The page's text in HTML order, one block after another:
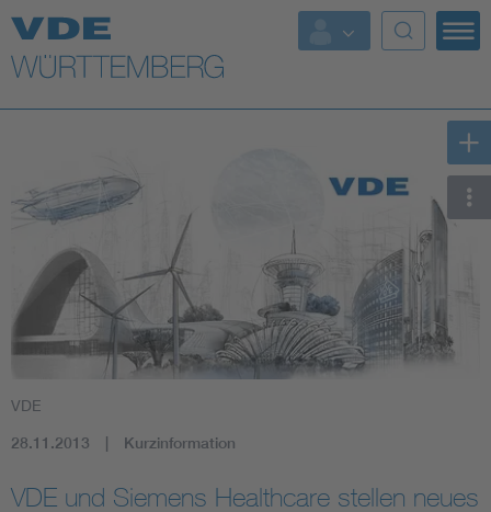
Top Themen
Fokusthemen
Energy
AI & Digital Trust
Health
Mobility
VDE
28.11.2013 Kurzinformation
VDE und Siemens Healthcare stellen neues